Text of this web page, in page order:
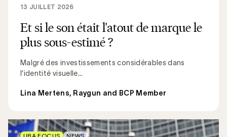
Et si le son était l'atout de marque le
plus sous-estimé ?
Malgré des investissements considérables dans
l’identité visuelle...
13 JUILLET 2026
Lina Mertens, Raygun and BCP Member